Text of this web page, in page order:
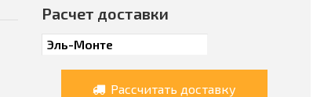
Расчет доставки
Рассчитать доставку